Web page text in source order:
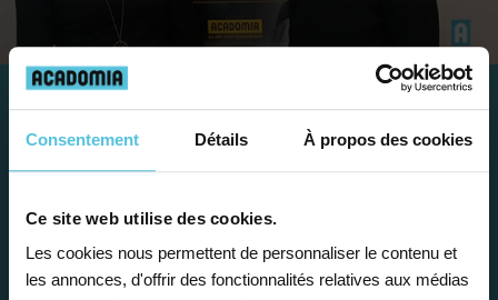
Consentement Détails À propos des cookies
Ce site web utilise des cookies.
Les cookies nous permettent de personnaliser le contenu et
les annonces, d'offrir des fonctionnalités relatives aux médias
Travailler chez Acadomia
avantages